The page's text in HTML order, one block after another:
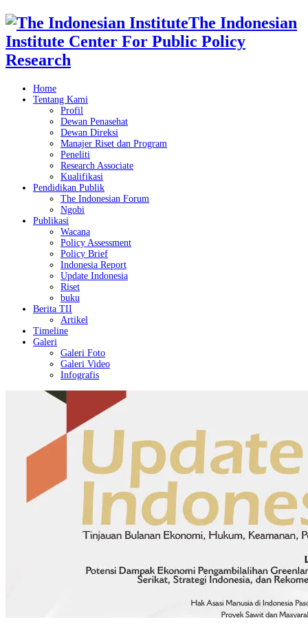
The Indonesian
Institute Center For Public Policy
Research
Home
Tentang Kami
Profil
Dewan Penasehat
Dewan Direksi
Manajer Riset dan Program
Peneliti
Research Associate
Kualifikasi
Pendidikan Publik
The Indonesian Forum
Ngobi
Publikasi
Wacana
Policy Assessment
Policy Brief
Indonesia Report
Update Indonesia
Riset
buku
Berita TII
Artikel
Timeline
Galeri
Galeri Foto
Galeri Video
Infografis